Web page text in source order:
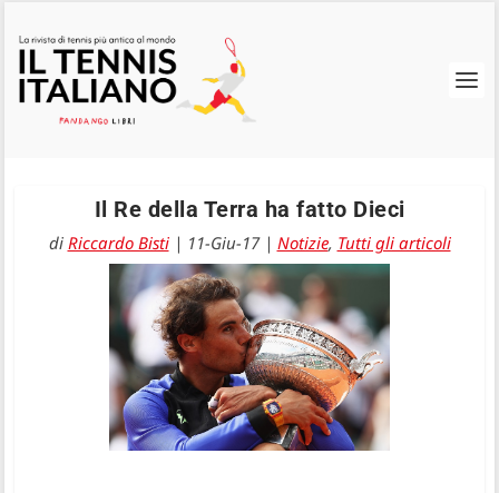
Il Re della Terra ha fatto Dieci
di Riccardo Bisti| 11-Giu-17| Notizie, Tutti gli articoli